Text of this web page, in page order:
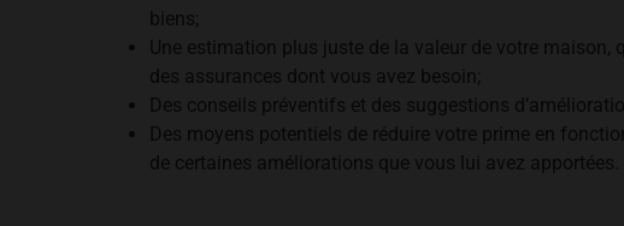
biens;
Une estimation plus juste de la valeur de votre
des assurances dont vous avez besoin;
Des conseils préventifs et des suggestions
Des moyens potentiels de réduire votre prime en
de certaines améliorations que vous lui avez apportées.